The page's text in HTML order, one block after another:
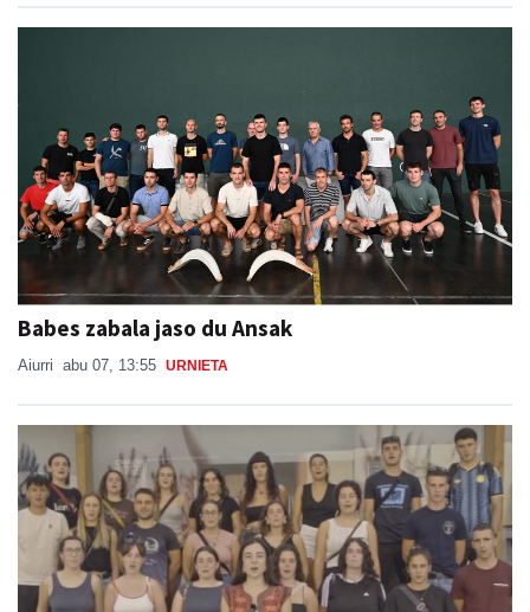
Babes zabala jaso du Ansak
Aiurri abu 07, 13:55 URNIETA